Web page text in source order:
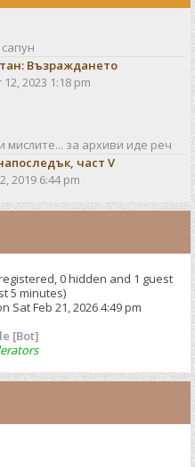
Възраждането
2023 1:18 pm
мислите... за архиви иде реч
част V
2019 6:44 pm
0 hidden and 1 guest
5 minutes)
Sat Feb 21, 2026 4:49 pm
[Bot]